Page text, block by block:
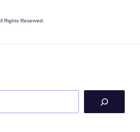
Rights Reserved.